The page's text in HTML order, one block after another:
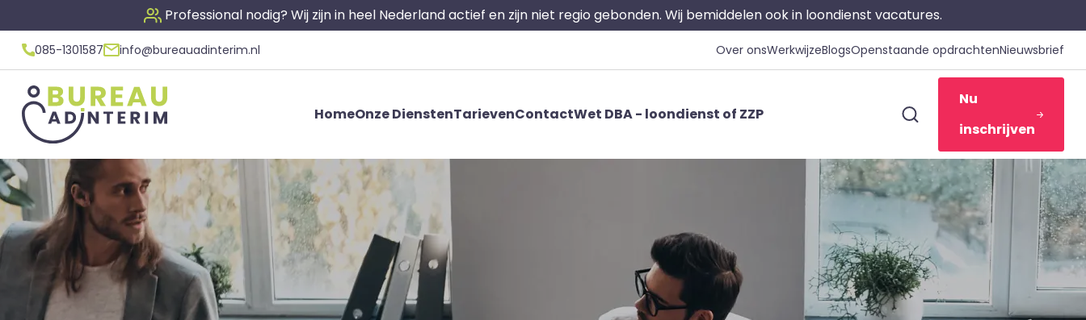
Professional nodig? Wij zijn in heel Nederland actief en zijn niet regio gebonden. Wij bemiddelen ook in loondienst vacatures.
085-1301587 info@bureauadinterim.nl Over onsWerkwijzeBlogsOpenstaande opdrachtenNieuwsbrief
HomeOnze DienstenTarievenContactWet DBA - loondienst of ZZP
Nu
inschrijven